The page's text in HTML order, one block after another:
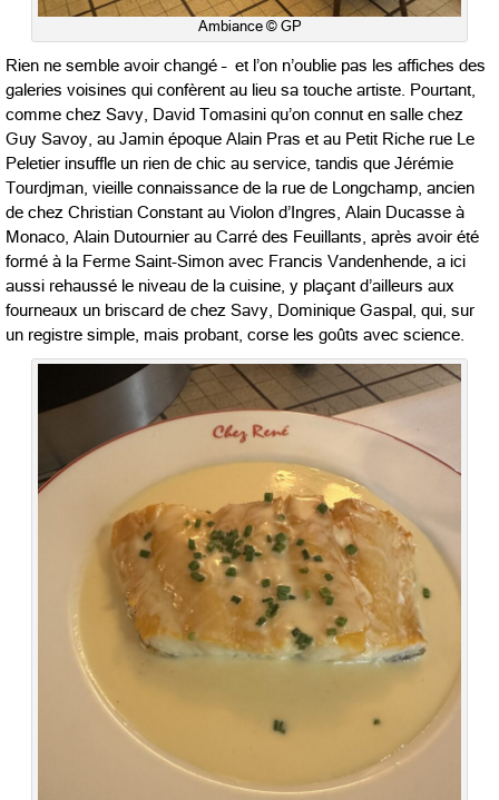
Ambiance © GP
Rien ne semble avoir changé – et l’on n’oublie pas les affiches des
galeries voisines qui confèrent au lieu sa touche artiste. Pourtant,
comme chez Savy, David Tomasini qu’on connut en salle chez
Guy Savoy, au Jamin époque Alain Pras et au Petit Riche rue Le
Peletier insuffle un rien de chic au service, tandis que Jérémie
Tourdjman, vieille connaissance de la rue de Longchamp, ancien
de chez Christian Constant au Violon d’Ingres, Alain Ducasse à
Monaco, Alain Dutournier au Carré des Feuillants, après avoir été
formé à la Ferme Saint-Simon avec Francis Vandenhende, a ici
aussi rehaussé le niveau de la cuisine, y plaçant d’ailleurs aux
fourneaux un briscard de chez Savy, Dominique Gaspal, qui, sur
un registre simple, mais probant, corse les goûts avec science.